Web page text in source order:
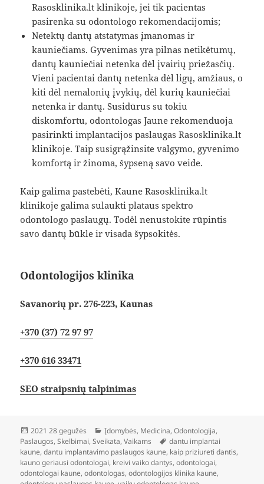
Rasosklinika.lt klinikoje, jei tik pacientas
pasirenka su odontologo rekomendacijomis;
Netektų dantų atstatymas įmanomas ir
kauniečiams. Gyvenimas yra pilnas netikėtumų,
dantų kauniečiai netenka dėl įvairių priežasčių.
Vieni pacientai dantų netenka dėl ligų, amžiaus, o
kiti dėl nemalonių įvykių, dėl kurių kauniečiai
netenka ir dantų. Susidūrus su tokiu
diskomfortu, odontologas Jaune rekomenduoja
pasirinkti implantacijos paslaugas Rasosklinika.lt
klinikoje. Taip susigrąžinsite valgymo, gyvenimo
komfortą ir žinoma, šypseną savo veide.
Kaip galima pastebėti, Kaune Rasosklinika.lt
klinikoje galima sulaukti plataus spektro
odontologo paslaugų. Todėl nenustokite rūpintis
savo dantų būkle ir visada šypsokitės.
Odontologijos klinika
Savanorių pr. 276-223, Kaunas
+370 (37) 72 97 97
+370 616 33471
SEO straipsnių talpinimas
Paskelbta
2021 28 gegužės Kategorijos
Įdomybės, Medicina,Odontologija,
Paslaugos,Skelbimai,Sveikata,Vaikams Žymos
dantu implantai
kaune,dantu implantavimo paslaugos kaune, kaip priziureti dantis,
kauno geriausi odontologai, kreivi vaiko dantys,odontologai,
odontologai kaune,odontologas,odontologijos klinika kaune,